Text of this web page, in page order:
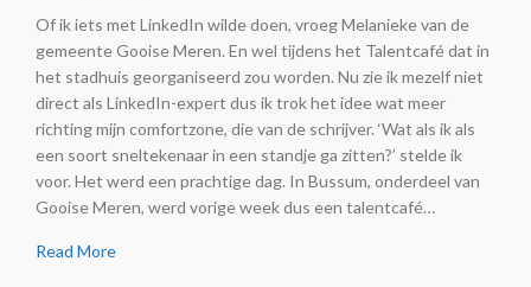
Of ik iets met LinkedIn wilde doen, vroeg Melanieke van de
gemeente Gooise Meren. En wel tijdens het Talentcafé dat in
het stadhuis georganiseerd zou worden. Nu zie ik mezelf niet
direct als LinkedIn-expert dus ik trok het idee wat meer
richting mijn comfortzone, die van de schrijver. ‘Wat als ik als
een soort sneltekenaar in een standje ga zitten?’ stelde ik
voor. Het werd een prachtige dag. In Bussum, onderdeel van
Gooise Meren, werd vorige week dus een talentcafé…
Read More